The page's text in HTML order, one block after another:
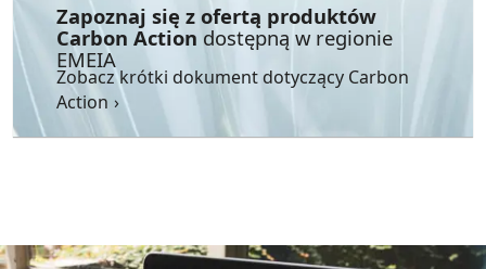
Zapoznaj się z ofertą produktów
Carbon Action dostępną w regionie
EMEIA
(Europa, Bliski Wschód, Indie i Afryka) »
Zobacz krótki dokument dotyczący Carbon
Action